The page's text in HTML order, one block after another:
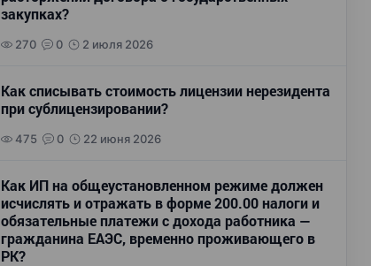
закупках?
270 0 2 июля 2026
Как списывать стоимость лицензии нерезидента
при сублицензировании?
475 0 22 июня 2026
Как ИП на общеустановленном режиме должен
исчислять и отражать в форме 200.00 налоги и
обязательные платежи с дохода работника —
гражданина ЕАЭС, временно проживающего в
РК?